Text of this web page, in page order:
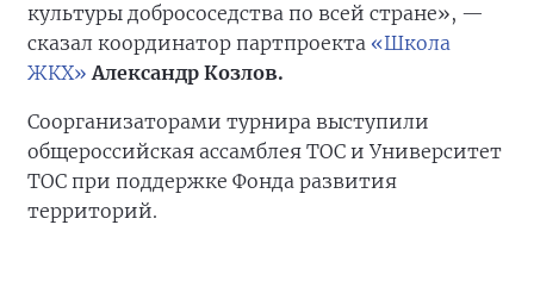
культуры добрососедства по всей стране», —
сказал координатор партпроекта «Школа
ЖКХ» Александр Козлов.
Соорганизаторами турнира выступили
общероссийская ассамблея ТОС и Университет
ТОС при поддержке Фонда развития
территорий.